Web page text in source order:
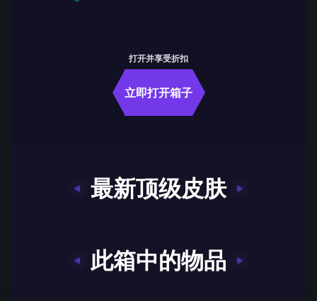
打开并享受折扣
立即打开箱子
最新顶级皮肤
此箱中的物品